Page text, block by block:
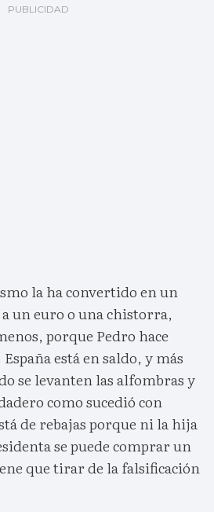
la ha convertido en un
un euro o una chistorra,
porque Pedro hace
está en saldo, y más
se levanten las alfombras y
como sucedió con
de rebajas porque ni la hija
se puede comprar un
que tirar de la falsificación